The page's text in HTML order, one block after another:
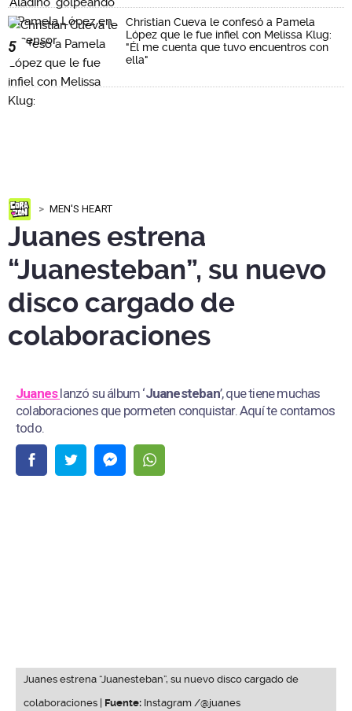
5
Christian Cueva le confesó a Pamela
López que le fue infiel con Melissa Klug:
"Él me cuenta que tuvo encuentros con
ella"
MEN'S HEART
Juanes estrena
“Juanesteban”, su nuevo
disco cargado de
colaboraciones
Juaneslanzó su álbum ‘Juanesteban’, que tiene muchas
colaboraciones que pormeten conquistar. Aquí te contamos
todo.
Juanes estrena “Juanesteban”, su nuevo disco cargado de
colaboraciones | Fuente: Instagram /@juanes